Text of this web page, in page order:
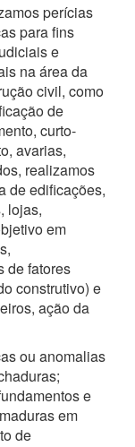
perícias
para fins
e
na área da
civil, como
de
curto-
avarias,
realizamos
de edificações,
lojas,
em
de fatores
construtivo) e
ação da
ou anomalias
e
em
de